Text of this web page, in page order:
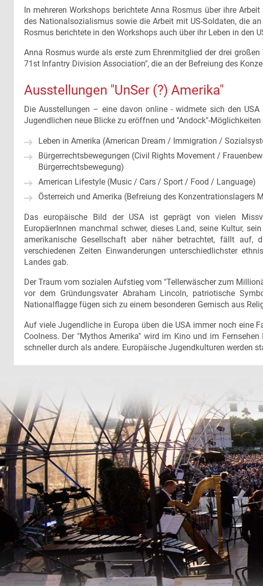
In mehreren Workshops berichtete Anna Rosmus über ihre
des Nationalsozialismus sowie die Arbeit mit US-Soldaten, die
Rosmus berichtete in den Workshops auch über ihr Leben in den
Anna Rosmus wurde als erste zum Ehrenmitglied der drei
71st Infantry Division Association", die an der Befreiung des
Ausstellungen "UnSer (?) Amerika"
Die Ausstellungen – eine davon online - widmete sich den
Jugendlichen neue Blicke zu eröffnen und "Andock"-
Leben in Amerika (American Dream / Immigration /
Bürgerrechtsbewegungen (Civil Rights Movement /
Bürgerrechtsbewegung)
American Lifestyle (Music / Cars / Sport / Food / Language)
Österreich und Amerika (Befreiung des Konzentrationslagers
Das europäische Bild der USA ist geprägt von vielen
EuropäerInnen manchmal schwer, dieses Land, seine Kultur,
amerikanische Gesellschaft aber näher betrachtet, fällt
verschiedenen Zeiten Einwanderungen unterschiedlichster
Landes gab.
Der Traum vom sozialen Aufstieg vom "Tellerwäscher zum
vor dem Gründungsvater Abraham Lincoln, patriotische
Nationalflagge fügen sich zu einem besonderen Gemisch aus
Auf viele Jugendliche in Europa üben die USA immer noch eine
Coolness. Der "Mythos Amerika" wird im Kino und im
schneller durch als andere. Europäische Jugendkulturen werden